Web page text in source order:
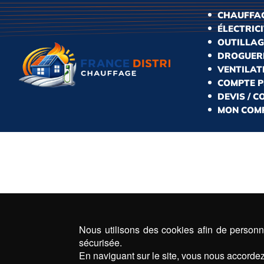
COMPTE
DEVIS /
MON
Nous utilisons des cookies afin de
sécurisée.
En naviguant sur le site, vous nous